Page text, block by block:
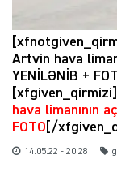
Artvin hava
YENİLƏNİB +
[xfgiven_qirmizi]
hava limanının
FOTO [/
14.05.22 - 20:28